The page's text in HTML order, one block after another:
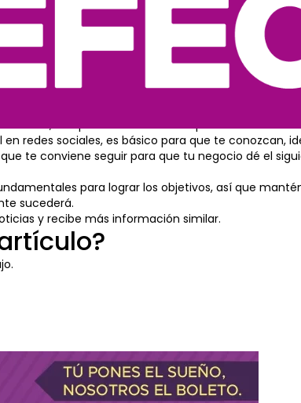
en ello, saber de qué manera abordarlo, ayudarlo
si te esfuerzas por mejorar su posicionamiento
grandes aliados para las empresas que los
mayor participación de mercado, uno de tus
independientemente del producto o
redes sociales, es básico para que te conozcan,
que te conviene seguir para que tu negocio dé el
para lograr los objetivos, así que
sucederá.
y recibe más información similar.